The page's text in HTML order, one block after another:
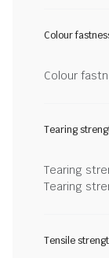
Colour
Colour
Tearing
Tearing
Tearing
Tensile